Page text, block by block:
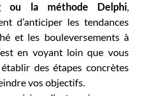
ou la méthode Delphi,
d’anticiper les tendances
et les bouleversements à
en voyant loin que vous
des étapes concrètes
vos objectifs.